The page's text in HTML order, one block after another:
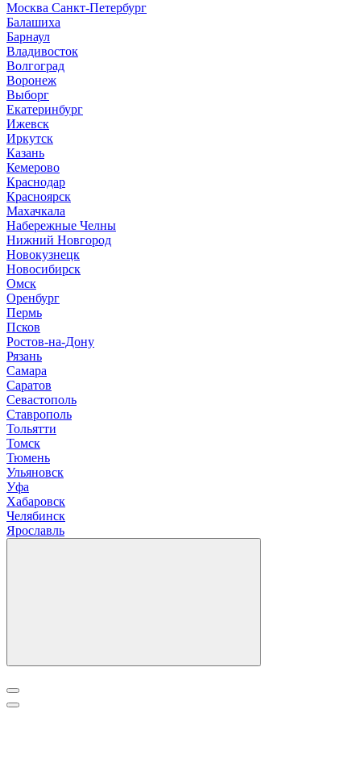
Москва Санкт-Петербург
Балашиха
Барнаул
Владивосток
Волгоград
Воронеж
Выборг
Екатеринбург
Ижевск
Иркутск
Казань
Кемерово
Краснодар
Красноярск
Махачкала
Набережные Челны
Нижний Новгород
Новокузнецк
Новосибирск
Омск
Оренбург
Пермь
Псков
Ростов-на-Дону
Рязань
Самара
Саратов
Севастополь
Ставрополь
Тольятти
Томск
Тюмень
Ульяновск
Уфа
Хабаровск
Челябинск
Ярославль